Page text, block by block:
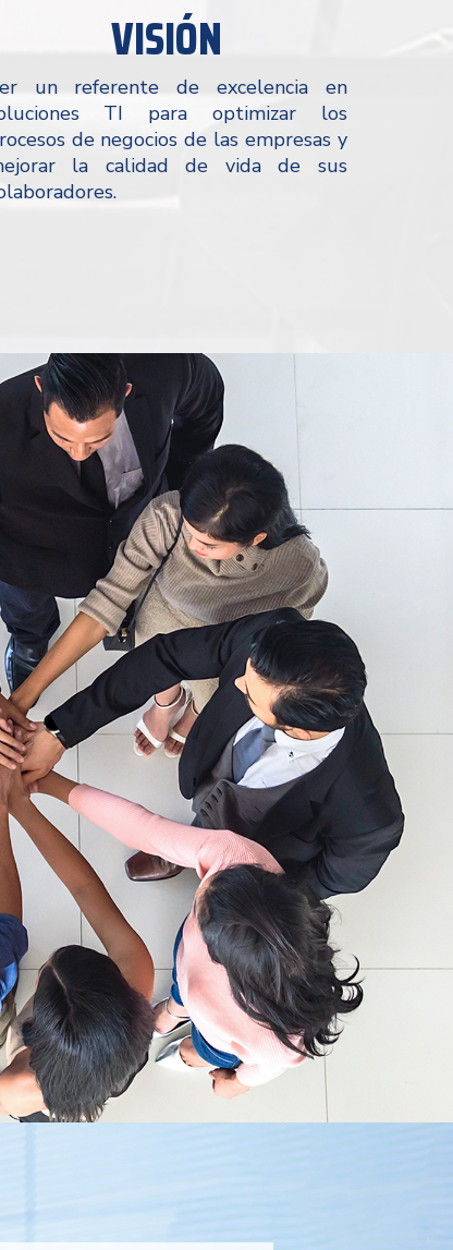
VISIÓN
un referente de excelencia en
TI para optimizar los
de negocios de las empresas y
la calidad de vida de sus